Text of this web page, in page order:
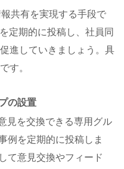
共有を実現する手段で
定期的に投稿し、社員同
進していきましょう。具
す。
の設置
見を交換できる専用グル
例を定期的に投稿しま
て意見交換やフィード